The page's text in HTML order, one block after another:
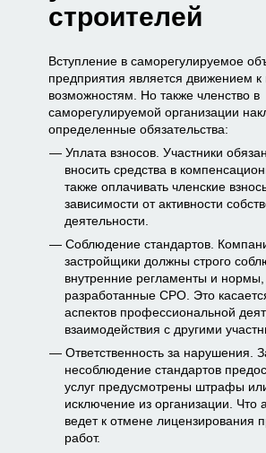
строителей
Вступление в саморегулируемое
предприятия является движением
возможностям. Но также членство в
саморегулируемой организации
определенные обязательства:
Уплата взносов. Участники
вносить средства в
также оплачивать членские
зависимости от активности
деятельности.
Соблюдение стандартов.
застройщики должны строго
внутренние регламенты и нормы,
разработанные СРО. Это
аспектов профессиональной
взаимодействия с другими
Ответственность за нарушения.
несоблюдение стандартов
услуг предусмотрены штрафы
исключение из организации. Что
ведет к отмене лицензирования
работ.